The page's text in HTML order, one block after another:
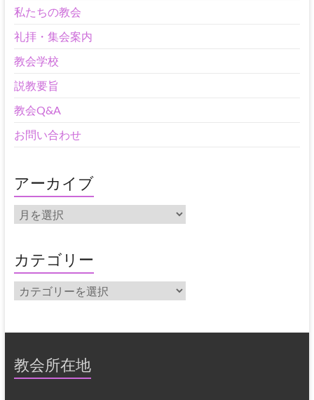
私たちの教会
礼拝・集会案内
教会学校
説教要旨
教会Q&A
お問い合わせ
アーカイブ
ア
ー
イ
ブ
カテゴリー
カ
テ
教会所在地